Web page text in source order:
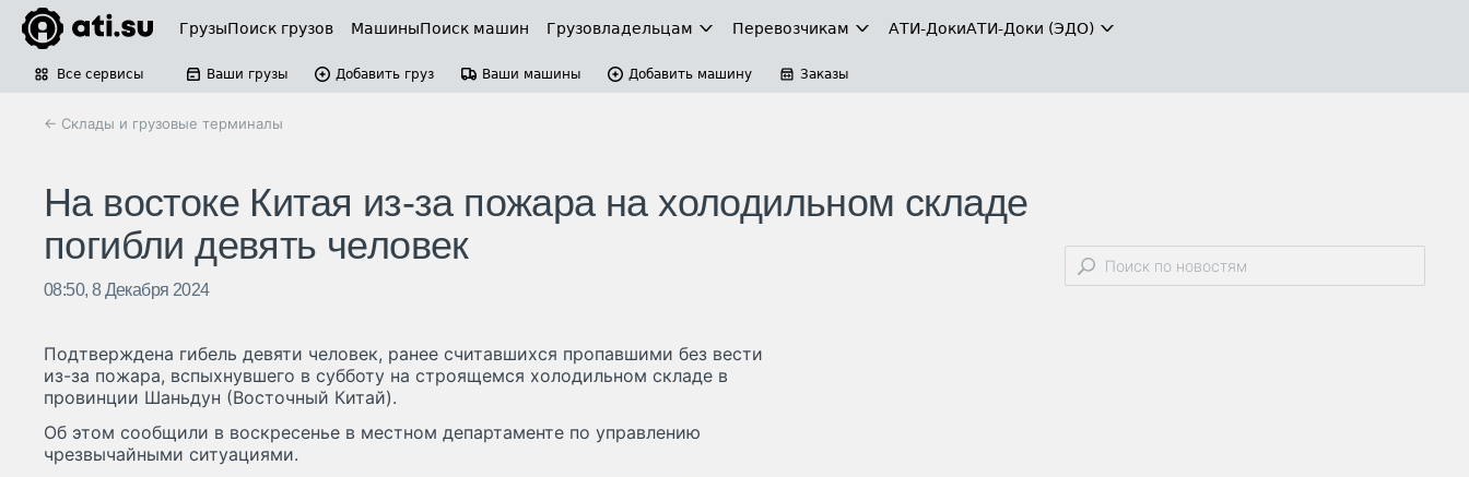
ГрузыПоиск грузов МашиныПоиск машин Грузовладельцам Перевозчикам АТИ-ДокиАТИ-Доки (ЭДО)
Все сервисы Ваши грузы Добавить груз Ваши машины Добавить машину Заказы
← Склады и грузовые терминалы
На востоке Китая из-за пожара на холодильном складе
погибли девять человек
08:50, 8 Декабря 2024
Подтверждена гибель девяти человек, ранее считавшихся пропавшими без вести
из-за пожара, вспыхнувшего в субботу на строящемся холодильном складе в
провинции Шаньдун (Восточный Китай).
Об этом сообщили в воскресенье в местном департаменте по управлению
чрезвычайными ситуациями.